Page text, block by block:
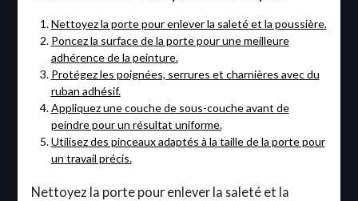
Nettoyez la porte pour enlever la saleté et la poussière.
Poncez la surface de la porte pour une meilleure
adhérence de la peinture.
Protégez les poignées, serrures et charnières avec du
ruban adhésif.
Appliquez une couche de sous-couche avant de
peindre pour un résultat uniforme.
Utilisez des pinceaux adaptés à la taille de la porte pour
un travail précis.
Nettoyez la porte pour enlever la saleté et la